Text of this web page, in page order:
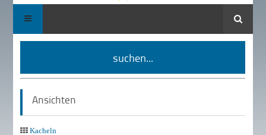
Suche
suchen...
Ansichten
Kacheln